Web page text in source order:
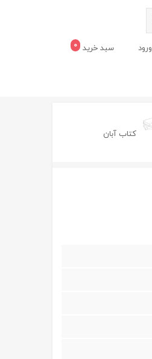
ورود سبد خرید 0
کتاب آبان